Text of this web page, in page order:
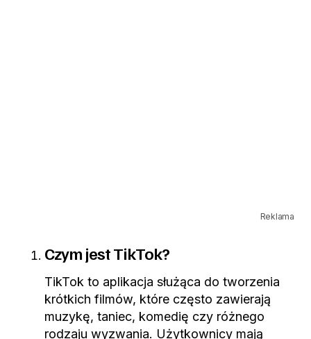
Reklama
Czym jest TikTok?
TikTok to aplikacja służąca do tworzenia
krótkich filmów, które często zawierają
muzykę, taniec, komedię czy różnego
rodzaju wyzwania. Użytkownicy mają